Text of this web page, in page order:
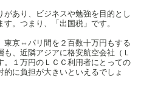
あり、ビジネスや勉強を目的とし
。つまり、「出国税」です。
京⇔パリ間を２百数十万円もする
、近隣アジアに格安航空会社（Ｌ
。１万円のＬＣＣ利用者にとっての
に負担が大きいといえるでしょ